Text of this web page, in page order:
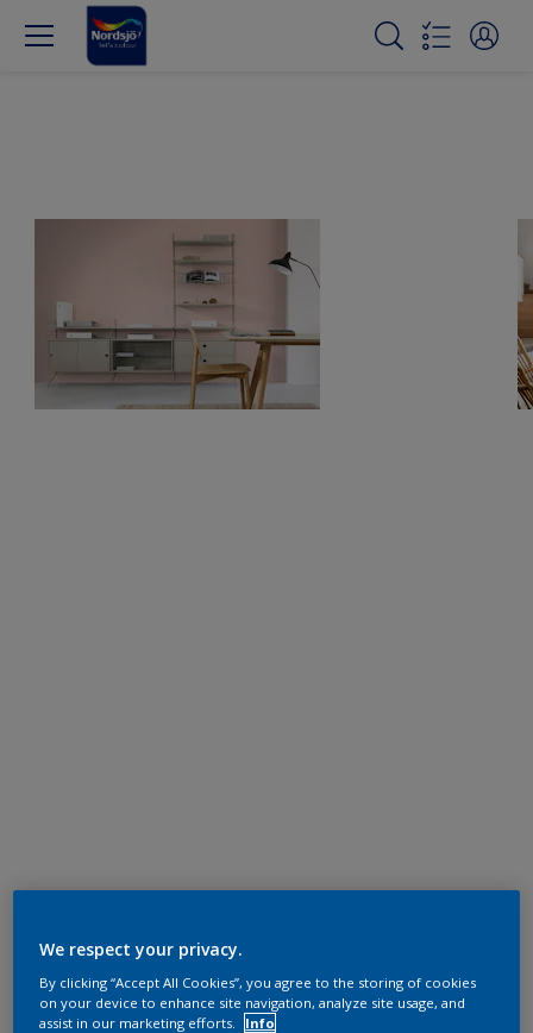
We respect your privacy.
By clicking “Accept All Cookies”, you agree to the storing of cookies
on your device to enhance site navigation, analyze site usage, and
assist in our marketing efforts.
Info